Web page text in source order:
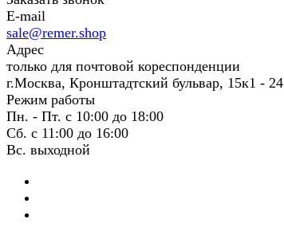
E-mail
sale@remer.shop
Адрес
только для почтовой кореспонденции
г.Москва, Кронштадтский бульвар, 15к1 - 24
Режим работы
Пн. - Пт. с 10:00 до 18:00
Сб. с 11:00 до 16:00
Вс. выходной